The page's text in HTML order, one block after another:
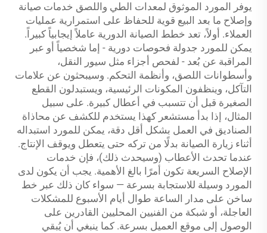
يوفر المورد الموثوق لمعدات الطي واللصق خدمات صيانة
وإصلاح ما بعد البيع قوية للحفاظ على استمرارية عمليات
العملاء. أولاً، تعد خطط الصيانة الدورية عاملاً إيجابياً كبيراً.
يمكن للمورد جدولة فحوصات دورية - إما شخصياً أو عبر
المراقبة عن بُعد - لفحص أجزاء مثل سيور النقل،
وأسطوانات اللصق، وأنظمة التحكم. وسيبحثون عن علامات
التآكل، وينظفون المكونات الرئيسية، ويستبدلون القطع
الصغيرة قبل أن تتسبب في أعطال كبيرة. على سبيل
المثال، إذا بدأ مستشعر كهذا يستخدم للكشف عن محاذاة
الصناديق في العمل بشكل أقل دقة، يمكن للمورد استبداله
أثناء زيارة الصيانة بدلًا من تركه حتى يتعطل ويوقف الإنتاج.
عندما تحدث الأعطاب (وسيحدث ذلك)، فإن خدمات
الإصلاح السريعة تكون أمرًا بالغ الأهمية. يجب أن يكون لدى
المورد وسيلة للاستجابة بسرعة — سواء كان ذلك عبر خط
ساخن على مدار الساعة طوال أيام الأسبوع للمشكلات
العاجلة، أو شبكة من الفنيين المحليين القادرين على
الوصول إلى موقع العميل بسرعة. كما ينبغي أن يُبقي